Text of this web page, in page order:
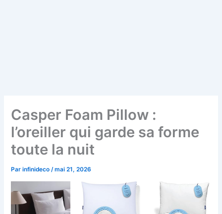
Casper Foam Pillow :
l’oreiller qui garde sa forme
toute la nuit
Parinfinideco/mai 21, 2026